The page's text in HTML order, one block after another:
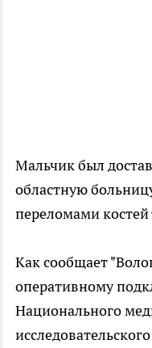
Мальчик был
областную
переломами
Как сообщает
оперативному
Национального